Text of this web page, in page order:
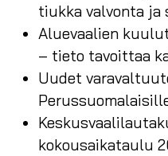
tiukka valvonta
Aluevaalien
– tieto tavoittaa
Uudet
kokousaikataulu